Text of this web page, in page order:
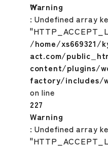
Warning
: Undefined array
/home/xs669321/
act.com/
content/plugins/
factory/includes/
on line
227
Warning
: Undefined array